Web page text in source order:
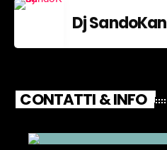
Dj SandoKan
CONTATTI & INFO